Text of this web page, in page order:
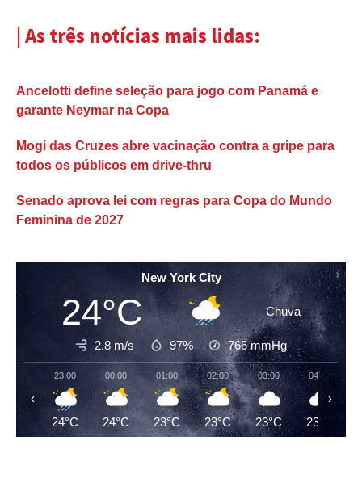
| As três notícias mais lidas:
Ancelotti define seleção para jogo com Panamá e
garante Neymar na Copa
Mogi das Cruzes abre vacinação contra a gripe para
todos os públicos em drive-thru
Senado aprova lei com regras para Copa do Mundo
Feminina de 2027
New York City
24°C Chuva
2.8 m/s 97% 766mmHg
23:00
24°C
00:00
24°C
01:00
23°C
02:00
23°C
03:00
23°C
04:00
23°C
‹ ›